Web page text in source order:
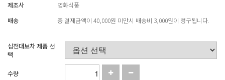
제조사
영화식품
배송
총 결제금액이 40,000원 미만시 배송비 3,000원이 청구됩니다.
십전대보차 제품 선
택
수량